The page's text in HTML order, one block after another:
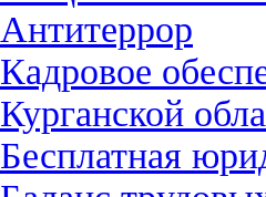
Антитеррор
Кадровое
Курганской
Бесплатная